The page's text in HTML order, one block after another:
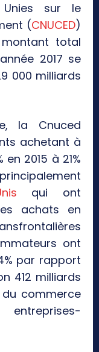
Unies sur le
(CNUCED)
total
2017 se
000 milliards
la Cnuced
achetant à
2015 à 21%
qui ont
achats en
ont
par rapport
412 milliards
du commerce